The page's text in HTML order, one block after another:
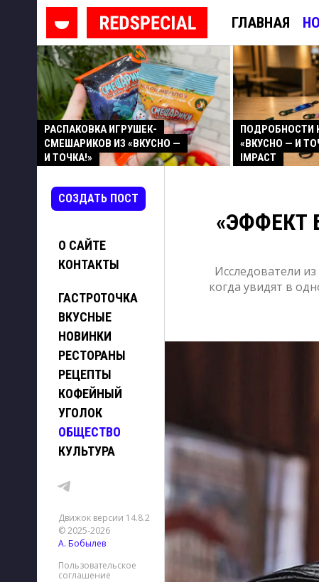
ГЛАВНАЯ
РАСПАКОВКА ИГРУШЕК-
СМЕШАРИКОВ ИЗ «ВКУСНО —
И ТОЧКА!»
ПОДРОБНОСТИ
«ВКУСНО — И
IMPACT
СОЗДАТЬ ПОСТ
О САЙТЕ
КОНТАКТЫ
ГАСТРОТОЧКА
ВКУСНЫЕ
НОВИНКИ
РЕСТОРАНЫ
РЕЦЕПТЫ
КОФЕЙНЫЙ
УГОЛОК
ОБЩЕСТВО
КУЛЬТУРА
Движок версии 14.8.2
© 2025-2026
А. Бобылев
Пользовательское
соглашение
«ЭФФЕКТ
Исследователи
когда увидят в